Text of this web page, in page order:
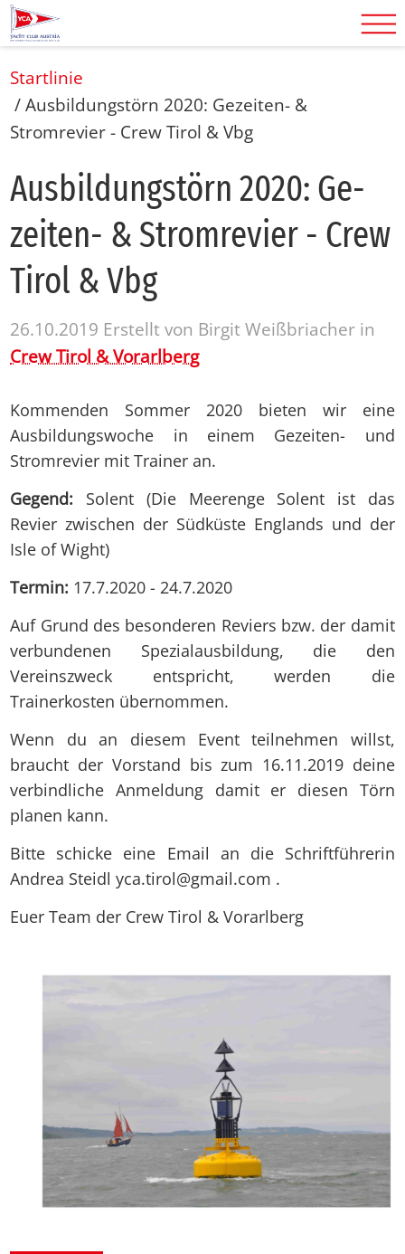
Startlinie
/Ausbildungstörn 2020: Gezeiten- &
Stromrevier - Crew Tirol & Vbg
Aus­bil­dungstörn 2020: Ge­
zei­ten- & Strom­re­vier - Crew
Ti­rol & Vbg
26.10.2019 Erstellt von Birgit Weißbriacher in
Crew Tirol & Vorarlberg
Kommenden Sommer 2020 bieten wir eine
Ausbildungswoche in einem Gezeiten- und
Stromrevier mit Trainer an.
Gegend: Solent (Die Meerenge Solent ist das
Revier zwischen der Südküste Englands und der
Isle of Wight)
Termin: 17.7.2020 - 24.7.2020
Auf Grund des besonderen Reviers bzw. der damit
verbundenen Spezialausbildung, die den
Vereinszweck entspricht, werden die
Trainerkosten übernommen.
Wenn du an diesem Event teilnehmen willst,
braucht der Vorstand bis zum 16.11.2019 deine
verbindliche Anmeldung damit er diesen Törn
planen kann.
Bitte schicke eine Email an die Schriftführerin
Andrea Steidl yca.tirol@gmail.com .
Euer Team der Crew Tirol & Vorarlberg